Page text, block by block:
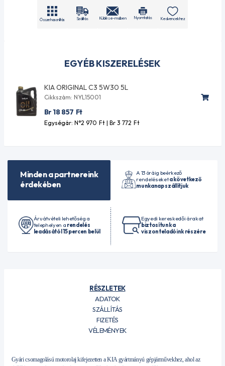
EGYÉB KISZERELÉSEK
KIA ORIGINAL C3 5W30 5L
Cikkszám: NYL15001
Br 18 857 Ft
Egységár: N°2 970 Ft| Br 3 772 Ft
Összehasonlítás Szállítás Küldés e-mailben Nyomtatás Kedvencekhez
Minden a partnereink
érdekében
A 13 óráig beérkező
rendeléseketa következő
munkanap szállítjuk
Áruátvételi lehetőség a
telephelyen a rendelés
leadásától 15 percen belül
Egyedi kereskedői árakat
biztosítunk a
viszonteladóink részére
RÉSZLETEK
ADATOK
SZÁLLÍTÁS
FIZETÉS
VÉLEMÉNYEK
Gyári csomagolású motorolaj kifejezetten a KIA gyártmányú gépjárművekhez, ahol az